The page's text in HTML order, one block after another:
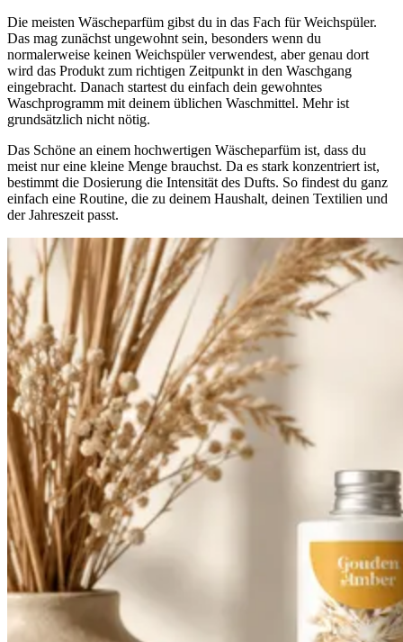
Die meisten Wäscheparfüm gibst du in das Fach für Weichspüler.
Das mag zunächst ungewohnt sein, besonders wenn du
normalerweise keinen Weichspüler verwendest, aber genau dort
wird das Produkt zum richtigen Zeitpunkt in den Waschgang
eingebracht. Danach startest du einfach dein gewohntes
Waschprogramm mit deinem üblichen Waschmittel. Mehr ist
grundsätzlich nicht nötig.
Das Schöne an einem hochwertigen Wäscheparfüm ist, dass du
meist nur eine kleine Menge brauchst. Da es stark konzentriert ist,
bestimmt die Dosierung die Intensität des Dufts. So findest du ganz
einfach eine Routine, die zu deinem Haushalt, deinen Textilien und
der Jahreszeit passt.